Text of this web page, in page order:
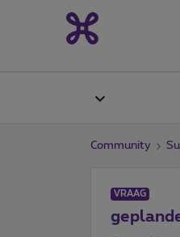
Community
VRAAG